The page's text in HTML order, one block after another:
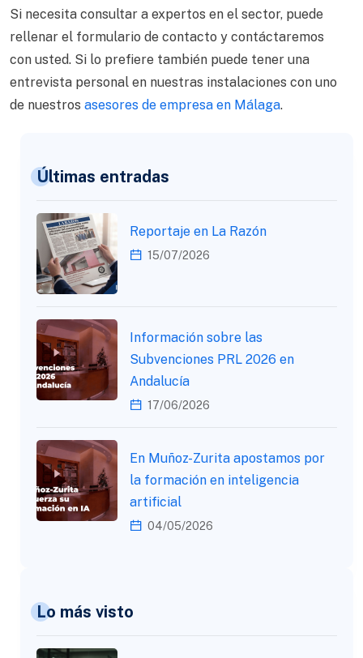
Si necesita consultar a expertos en el sector, puede
rellenar el formulario de contacto y contáctaremos
con usted. Si lo prefiere también puede tener una
entrevista personal en nuestras instalaciones con uno
de nuestros asesores de empresa en Málaga.
Últimas entradas
Reportaje en La Razón
15/07/2026
Información sobre las
Subvenciones PRL 2026 en
Andalucía
17/06/2026
En Muñoz-Zurita apostamos por
la formación en inteligencia
artificial
04/05/2026
Lo más visto